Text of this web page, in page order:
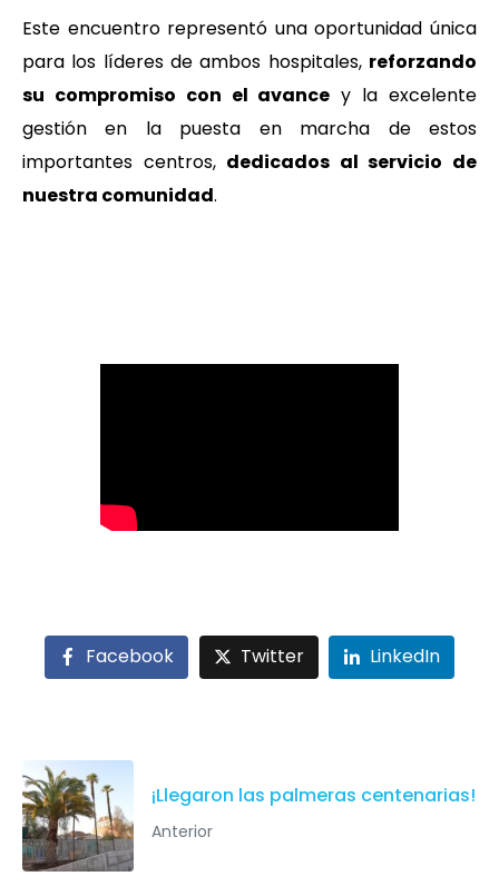
Este encuentro representó una oportunidad única
para los líderes de ambos hospitales, reforzando
su compromiso con el avance y la excelente
gestión en la puesta en marcha de estos
importantes centros, dedicados al servicio de
nuestra comunidad.
Facebook Twitter LinkedIn
¡Llegaron las palmeras centenarias!
Anterior